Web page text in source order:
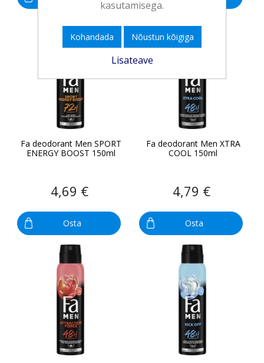
Fa deodorant Men SPORT
ENERGY BOOST 150ml
4,69 €
Osta
Fa deodorant Men XTRA
COOL 150ml
4,79 €
Osta
kasutamisega.
Kohandada Nõustun kõigiga
Lisateave